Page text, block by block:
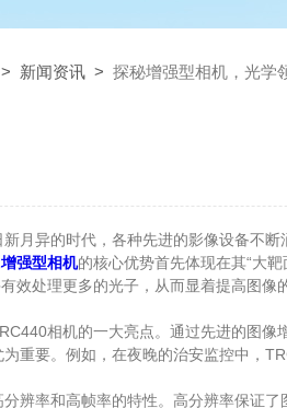
> 新闻资讯 > 探秘增强型相机，光学
异的时代，各种先进的影像设备不断
增强型相机的核心优势首先体现在其“大
效处理更多的光子，从而显着提高图
相机的一大亮点。通过先进的图像
重要。例如，在夜晚的治安监控中，
率和高帧率的特性。高分辨率保证了